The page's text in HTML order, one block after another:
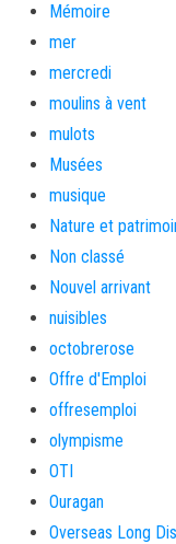
Mémoire
mer
mercredi
moulins à vent
mulots
Musées
musique
Nature et
Non classé
Nouvel arrivant
nuisibles
octobrerose
Offre d'Emploi
offresemploi
olympisme
OTI
Ouragan
Overseas Long